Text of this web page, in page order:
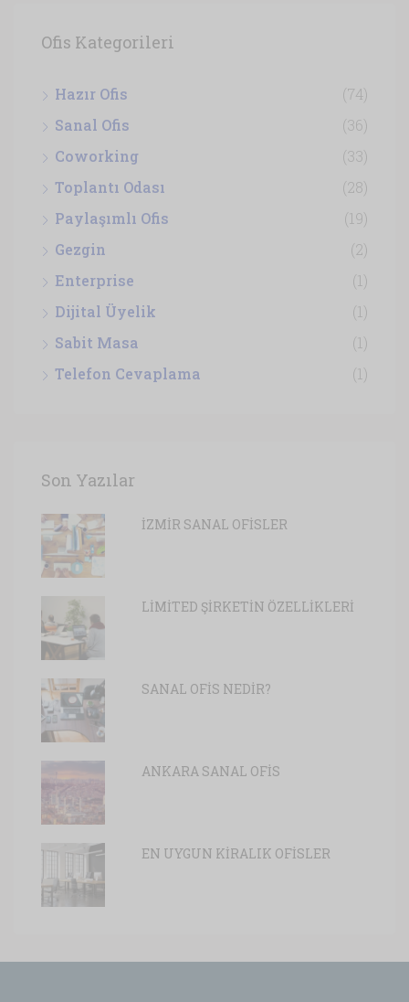
Ofis Kategorileri
Hazır Ofis
(74)
Sanal Ofis
(36)
Coworking
(33)
Toplantı Odası
(28)
Paylaşımlı Ofis
(19)
Gezgin
(2)
Enterprise
(1)
Dijital Üyelik
(1)
Sabit Masa
(1)
Telefon Cevaplama
(1)
Son Yazılar
İZMİR SANAL OFİSLER
LİMİTED ŞİRKETİN ÖZELLİKLERİ
SANAL OFİS NEDİR?
ANKARA SANAL OFİS
EN UYGUN KİRALIK OFİSLER